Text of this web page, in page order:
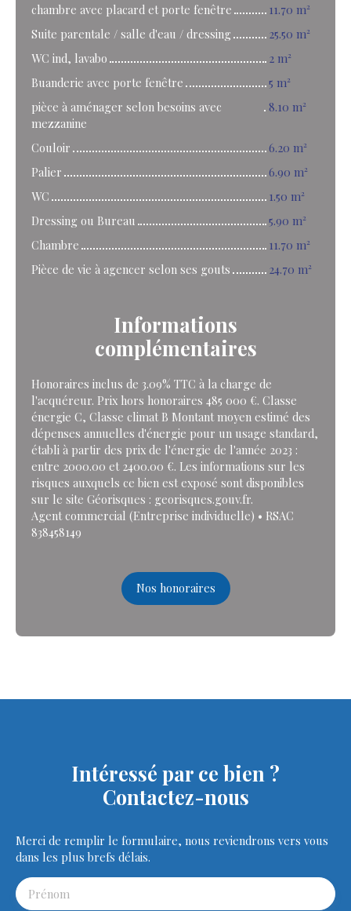
chambre avec placard et porte fenêtre
11.70 m²
Suite parentale / salle d'eau / dressing
25.50 m²
WC ind, lavabo
2 m²
Buanderie avec porte fenêtre
5 m²
pièce à aménager selon besoins avec
mezzanine
8.10 m²
Couloir
6.20 m²
Palier
6.90 m²
WC
1.50 m²
Dressing ou Bureau
5.90 m²
Chambre
11.70 m²
Pièce de vie à agencer selon ses gouts
24.70 m²
Informations
complémentaires
Honoraires inclus de 3.09% TTC à la charge de
l'acquéreur. Prix hors honoraires 485 000 €. Classe
énergie C, Classe climat B Montant moyen estimé des
dépenses annuelles d'énergie pour un usage standard,
établi à partir des prix de l'énergie de l'année 2023 :
entre 2000.00 et 2400.00 €. Les informations sur les
risques auxquels ce bien est exposé sont disponibles
sur le site Géorisques : georisques.gouv.fr.
Agent commercial (Entreprise individuelle) • RSAC
838458149
Nos honoraires
Intéressé par ce bien ?
Contactez-nous
Merci de remplir le formulaire, nous reviendrons vers vous
dans les plus brefs délais.
Prénom